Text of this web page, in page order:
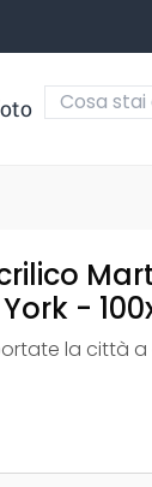
-
la città